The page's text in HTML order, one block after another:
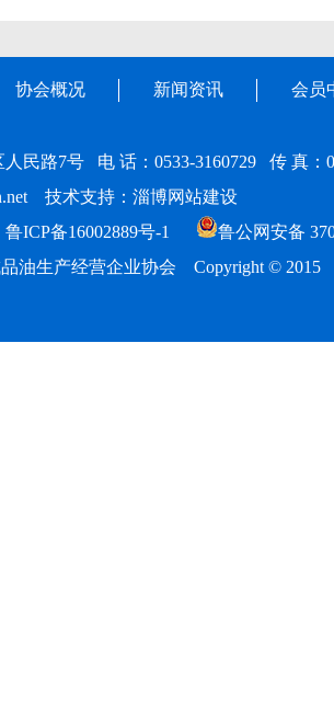
协会概况 新闻资讯 会员
民路7号 电 话：0533-3160729 传 真：
技术支持： 淄博网站建设
ICP备16002889号-1
鲁公网安备
油生产经营企业协会 Copyright © 2015